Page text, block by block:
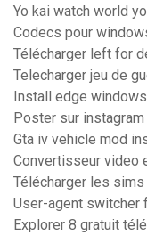
Yo kai watch world
Codecs pour
Télécharger left for
Telecharger jeu de
Install edge
Poster sur
Gta iv vehicle mod
Convertisseur video
Télécharger les
User-agent switcher
Explorer 8 gratuit